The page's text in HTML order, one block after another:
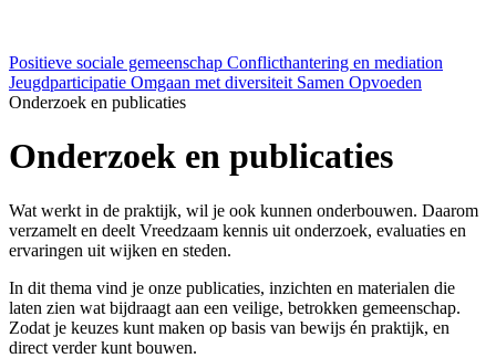
Positieve sociale gemeenschap Conflicthantering en mediation
Jeugdparticipatie Omgaan met diversiteit Samen Opvoeden
Onderzoek en publicaties
Onderzoek en publicaties
Wat werkt in de praktijk, wil je ook kunnen onderbouwen. Daarom
verzamelt en deelt Vreedzaam kennis uit onderzoek, evaluaties en
ervaringen uit wijken en steden.
In dit thema vind je onze publicaties, inzichten en materialen die
laten zien wat bijdraagt aan een veilige, betrokken gemeenschap.
Zodat je keuzes kunt maken op basis van bewijs én praktijk, en
direct verder kunt bouwen.